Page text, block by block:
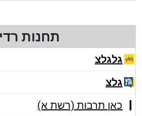
תחנות רדיו
גלגלצ
גלצ
כאן תרבות (רשת א)